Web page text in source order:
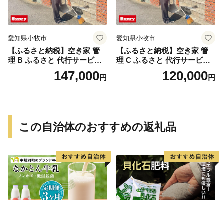
愛知県小牧市
【ふるさと納税】空き家 管
理 B ふるさと 代行サービス
1時間 程度 × 12回 建物 外部
状況 確認 2ヶ月に1回 雨漏り
助言 愛知県 小牧市
147,000円
愛知県小牧市
【ふるさと納税】空き家 管
理 C ふるさと 代行サービス
2時間 程度 × 6回 建物 外部
状況 確認 2ヶ月に1回 雨漏り
120,000円
この自治体のおすすめの返礼品